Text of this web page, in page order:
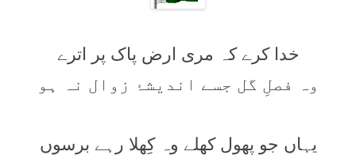
خدا کرے کہ مری ارض پاک پر اترے
وہ فصلِ گل جسے اندیشۂ زوال نہ ہو
یہاں جو پھول کھلے وہ کِھلا رہے برسوں